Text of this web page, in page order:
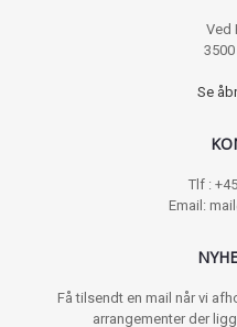
Ved
Se
Tlf :
Email:
Få tilsendt en mail når vi
arrangementer der